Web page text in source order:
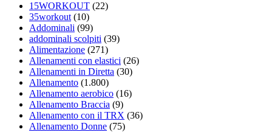
15WORKOUT (22)
35workout (10)
Addominali (99)
addominali scolpiti (39)
Alimentazione (271)
Allenamenti con elastici (26)
Allenamenti in Diretta (30)
Allenamento (1.800)
Allenamento aerobico (16)
Allenamento Braccia (9)
Allenamento con il TRX (36)
Allenamento Donne (75)